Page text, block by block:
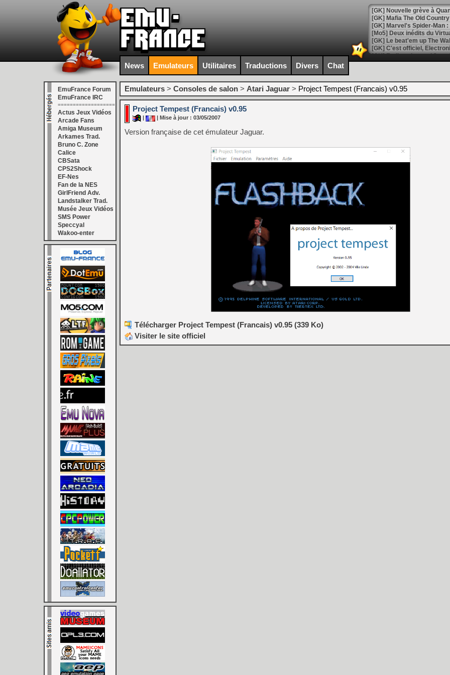
[Mo5] Deux inédits du
[GK] Le beat'em up The
[GK] Endless Legend 2 :
[LS] [PS5] Le WebKit
[GK] Oubliez Crazy Taxi,
[LS] [Switch] NSZ 5.0.0
[GK] No More Room in
[GK] Un chatbot Atelier
[GK] Mémoire cash -
[GK] Nvidia : le prix des
[GK] Suikoden Star Leap
[Mo5] La mini borne
[GK] Atari renoue avec
[GK] Le studio de FIFA
[GK] La PlayStation 1 en
[GK] Dawn of War 4 : les
[GK] CloverPit : l'héritier
[GK] Stellar Blade : Blood
[GK] Palworld Online est
[GK] Wuchang 2 : le
[GK] Test : Big Walk est le
[GK] Starsand Island : la
[GK] La Xbox Series X
[GK] Moonlighter 2 : The
[GK] Capcom relance
News Emulateurs Utilitaires Traductions Divers Chat
EmuFrance Forum
EmuFrance IRC
===================
Actus Jeux Vidéos
Arcade Fans
Amiga Museum
Arkames Trad.
Bruno C. Zone
Calice
CBSata
CPS2Shock
EF-Nes
Fan de la NES
GirlFriend Adv.
Landstalker Trad.
Musée Jeux Vidéos
SMS Power
Speccyal
Wakoo-enter
Emulateurs > Consoles de salon > Atari Jaguar > Project Tempest (Francais) v0.95
Project Tempest (Francais) v0.95
| Mise à jour : 03/05/2007
Version française de cet émulateur Jaguar.
Télécharger Project Tempest (Francais) v0.95 (339 Ko)
Visiter le site officiel